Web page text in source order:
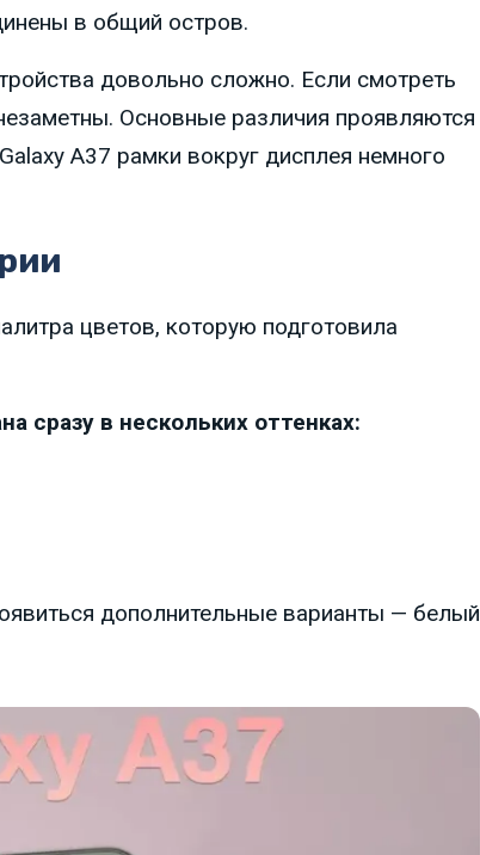
в общий остров.
довольно сложно. Если смотреть
Основные различия проявляются
A37 рамки вокруг дисплея немного
цветов, которую подготовила
сразу в нескольких оттенках:
дополнительные варианты — белый